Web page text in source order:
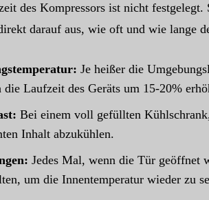
des Kompressors ist nicht
darauf aus, wie oft und wie lange
Je heißer die
die Laufzeit des Geräts um 15-20%
Bei einem voll gefüllten
Inhalt abzukühlen.
Jedes Mal, wenn die Tür geöffnet
um die Innentemperatur wieder zu